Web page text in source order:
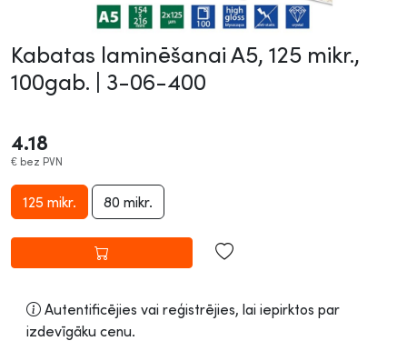
Kabatas laminēšanai A5, 125 mikr.,
100gab. | 3-06-400
4.18
€ bez PVN
125 mikr. 80 mikr.
Autentificējies vai reģistrējies, lai iepirktos par
izdevīgāku cenu.